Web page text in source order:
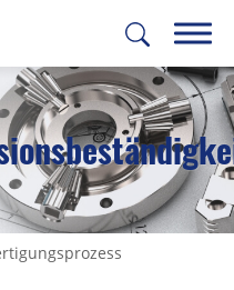
日本語 Deutsch